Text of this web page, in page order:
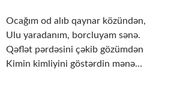
Ocağım od alıb qaynar közündən,
Ulu yaradanım, borcluyam sənə.
Qəflət pərdəsini çəkib gözümdən
Kimin kimliyini göstərdin mənə…